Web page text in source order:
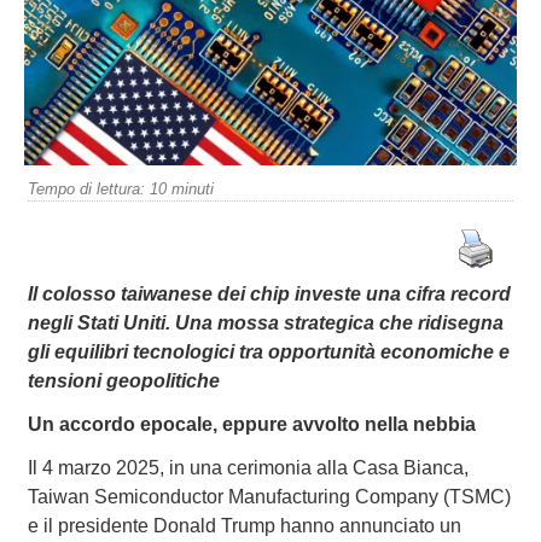
Tempo di lettura: 10 minuti
Il colosso taiwanese dei chip investe una cifra record
negli Stati Uniti. Una mossa strategica che ridisegna
gli equilibri tecnologici tra opportunità economiche e
tensioni geopolitiche
Un accordo epocale, eppure avvolto nella nebbia
Il 4 marzo 2025, in una cerimonia alla Casa Bianca,
Taiwan Semiconductor Manufacturing Company (TSMC)
e il presidente Donald Trump hanno annunciato un